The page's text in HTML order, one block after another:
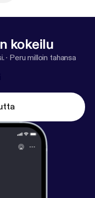
kokeilu
· Peru milloin tahansa